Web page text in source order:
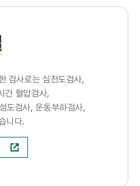
검사로는 심전도검사,
간 혈압검사,
도검사, 운동부하검사,
니다.